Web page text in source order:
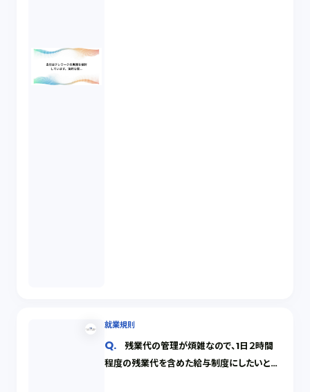
就業規則
残業代の管理が煩雑なので、1日２時間
程度の残業代を含めた給与制度にしたいと考